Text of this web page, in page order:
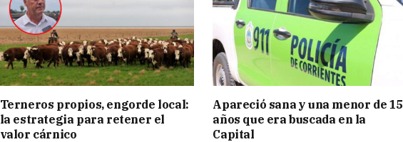
Terneros propios, engorde local:
la estrategia para retener el
valor cárnico
Apareció sana y una menor de 15
años que era buscada en la
Capital